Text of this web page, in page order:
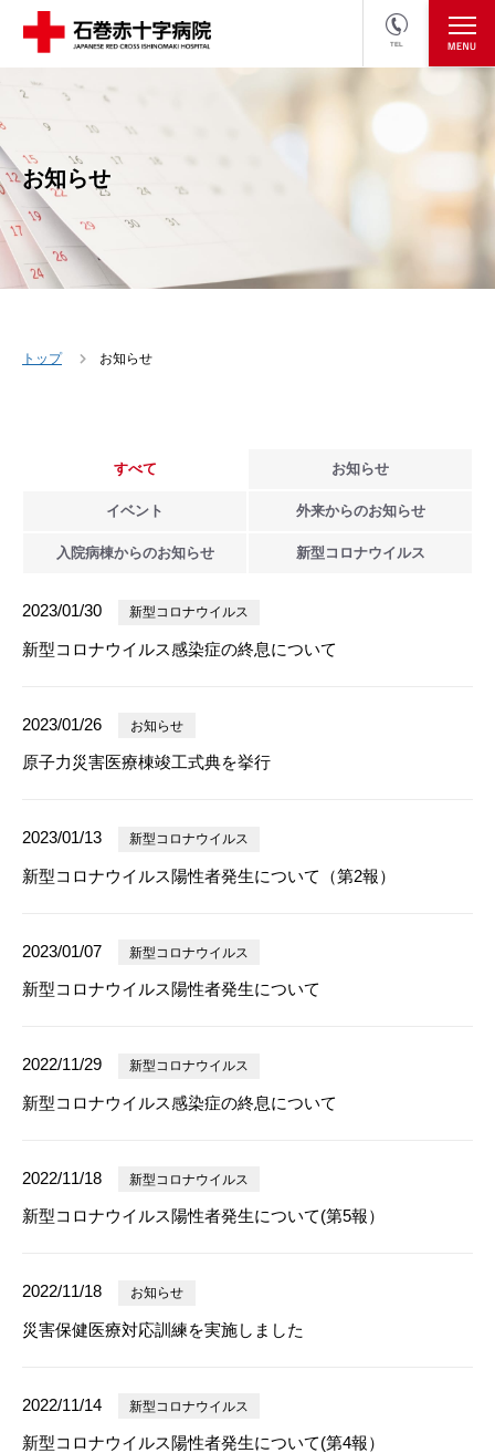
TEL
医療関係者の方
お知らせ
トップ お知らせ
すべて お知らせ
イベント 外来からのお知らせ
入院病棟からのお知らせ 新型 コロナウイルス
2023/01/30 新型コロナウイルス
新型コロナウイルス感染症の終息について
2023/01/26 お知らせ
原子力災害医療棟竣工式典を挙行
2023/01/13 新型コロナウイルス
新型コロナウイルス陽性者発生について（第2報）
2023/01/07 新型コロナウイルス
新型コロナウイルス陽性者発生について
2022/11/29 新型コロナウイルス
新型コロナウイルス感染症の終息について
2022/11/18 新型コロナウイルス
新型コロナウイルス陽性者発生について(第5報）
2022/11/18 お知らせ
災害保健医療対応訓練を実施しました
2022/11/14 新型コロナウイルス
新型コロナウイルス陽性者発生について(第4報）